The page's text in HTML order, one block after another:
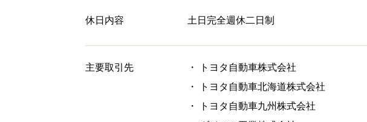
休日内容 土日完全週休二日制
主要取引先
・ トヨタ自動車株式会社
・ トヨタ自動車北海道株式会社
・ トヨタ自動車九州株式会社